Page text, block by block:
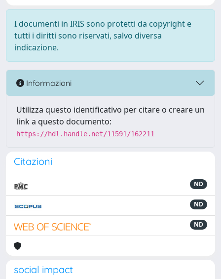
I documenti in IRIS sono protetti da copyright e
tutti i diritti sono riservati, salvo diversa
indicazione.
Informazioni
Utilizza questo identificativo per citare o creare un
link a questo documento:
https://hdl.handle.net/11591/162211
Citazioni
ND
ND
ND
social impact